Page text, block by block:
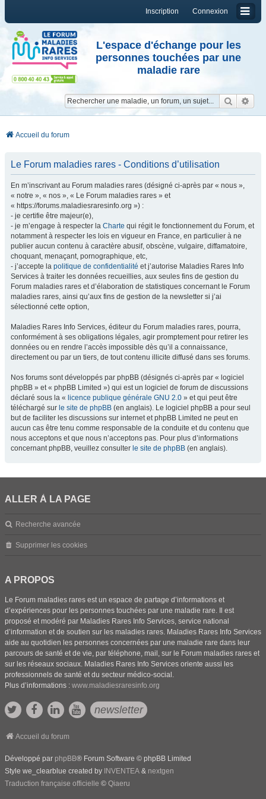
Connexion
Inscription
L'espace d'échange pour les
personnes touchées par une
maladie rare
Accueil du forum
Le Forum maladies rares - Conditions d’utilisation
En m’inscrivant au Forum maladies rares (désigné ci-après par « nous »,
« notre », « nos », « Le Forum maladies rares » et
« https://forums.maladiesraresinfo.org ») :
- je certifie être majeur(e),
- je m’engage à respecter la Charte qui régit le fonctionnement du Forum, et
notamment à respecter les lois en vigueur en France, en particulier à ne
publier aucun contenu à caractère abusif, obscène, vulgaire, diffamatoire,
choquant, menaçant, pornographique, etc,
- j’accepte la politique de confidentialité et j’autorise Maladies Rares Info
Services à traiter les données recueillies, aux seules fins de gestion du
Forum maladies rares et d’élaboration de statistiques concernant le Forum
maladies rares, ainsi qu’aux fins de gestion de la newsletter si j’ai
sélectionné cette option,
Maladies Rares Info Services, éditeur du Forum maladies rares, pourra,
conformément à ses obligations légales, agir promptement pour retirer les
données ou en rendre l’accès impossible dès qu’il a connaissance,
directement ou par un tiers, de tout contenu illicite diffusé dans ses forums.
Nos forums sont développés par phpBB (désignés ci-après par « logiciel
phpBB » et « phpBB Limited ») qui est un logiciel de forum de discussions
déclaré sous la « licence publique générale GNU 2.0 » et qui peut être
téléchargé sur le site de phpBB (en anglais). Le logiciel phpBB a pour seul
but de faciliter les discussions sur internet et phpBB Limited ne peut en
aucun cas être tenu comme responsable de la conduite et du contenu que
nous acceptons et que nous n’acceptons pas. Pour plus d’informations
concernant phpBB, veuillez consulter le site de phpBB (en anglais).
ALLER À LA PAGE
Recherche avancée
Supprimer les cookies
A PROPOS
Le Forum maladies rares est un espace de partage d’informations et
d’expériences pour les personnes touchées par une maladie rare. Il est
proposé et modéré par Maladies Rares Info Services, service national
d’information et de soutien sur les maladies rares. Maladies Rares Info Services
aide au quotidien les personnes concernées par une maladie rare dans leur
parcours de santé et de vie, par téléphone, mail, sur le Forum maladies rares et
sur les réseaux sociaux. Maladies Rares Info Services oriente aussi les
professionnels de santé et du secteur médico-social.
Plus d’informations : www.maladiesraresinfo.org
newsletter
Accueil du forum
Développé par phpBB® Forum Software © phpBB Limited
Style we_clearblue created by INVENTEA & nextgen
Traduction française officielle © Qiaeru